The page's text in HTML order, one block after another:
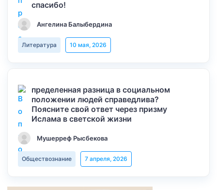
спасибо!
Ангелина Балыбердина
Литература 10 мая, 2026
пределенная разница в социальном
положении людей справедлива?
Поясните свой ответ через призму
Ислама в светской жизни
Мушерреф Рысбекова
Обществознание 7 апреля, 2026